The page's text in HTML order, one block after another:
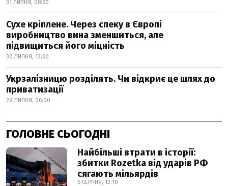
31 ЛИПНЯ, 08:30
Сухе кріплене. Через спеку в Європі
виробництво вина зменшиться, але
підвищиться його міцність
30 ЛИПНЯ, 13:30
Укрзалізницю розділять. Чи відкриє це шлях до
приватизації
29 ЛИПНЯ, 06:00
ГОЛОВНЕ СЬОГОДНІ
Найбільші втрати в історії:
збитки Rozetka від ударів РФ
сягають мільярдів
6 СЕРПНЯ, 12:10